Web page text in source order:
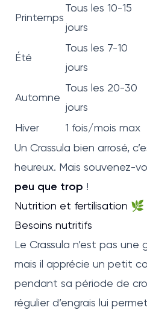
Printemps
Tous les 10-15
jours
Été
Tous les 7-10
jours
Automne
Tous les 20-30
jours
Hiver
1 fois/mois max
Un Crassula bien arrosé,
heureux. Mais souvenez-
peu que trop !
Nutrition et fertilisation 🌿
Besoins nutritifs
Le Crassula n’est pas une
mais il apprécie un petit
pendant sa période de
régulier d’engrais lui